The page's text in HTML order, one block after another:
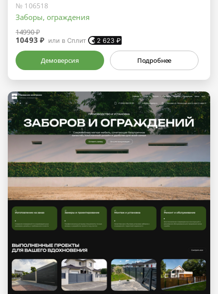
№ 106518
Заборы, ограждения
14990 ₽
10493 ₽ или в Сплит 2 623 ₽
Демоверсия Подробнее